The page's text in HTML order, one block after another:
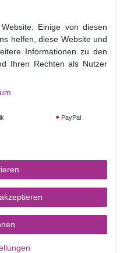
mit einer Strukturrolle
elegante Hochzeitstorten, als
gut geeignet, so können
Einige von diesen
helfen, diese Website und
Informationen zu den
Ihren Rechten als Nutzer
PayPal